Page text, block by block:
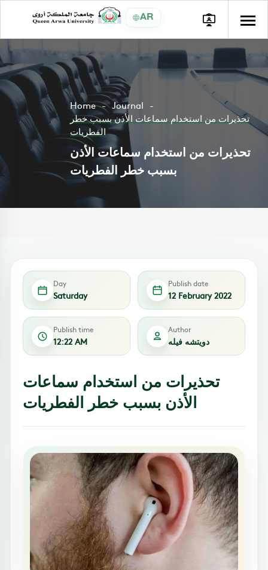
AR
Home
Journal
تحذيرات من استخدام سماعات الأذن بسبب خطر
الفطريات
تحذيرات من استخدام سماعات الأذن
بسبب خطر الفطريات
Day
Saturday
Publish date
12 February 2022
Publish time
12:22 AM
Author
دويتشه فيله
تحذيرات من استخدام سماعات
الأذن بسبب خطر الفطريات